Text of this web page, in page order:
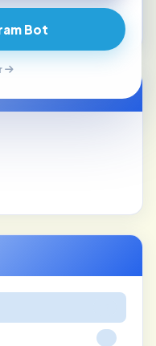
Bot